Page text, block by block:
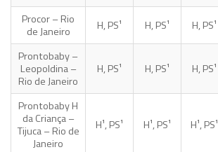
Procor – Rio
de Janeiro
H, PS¹ H, PS¹ H, PS¹
Prontobaby –
Leopoldina –
Rio de Janeiro
H, PS¹ H, PS¹ H, PS¹
Prontobaby H
da Criança –
Tijuca – Rio de
Janeiro
H¹, PS¹ H¹, PS¹ H¹, PS¹